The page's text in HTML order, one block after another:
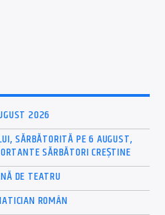
2026
SĂRBĂTORITĂ PE 6 AUGUST,
SĂRBĂTORI CREȘTINE
DE TEATRU
ROMÂN